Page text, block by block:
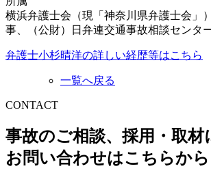
横浜弁護士会（現「神奈川県弁護士会」
事、（公財）日弁連交通事故相談センタ
弁護士小杉晴洋の詳しい経歴等はこちら
一覧へ戻る
CONTACT
事故のご相談、採用・取材
お問い合わせはこちらから